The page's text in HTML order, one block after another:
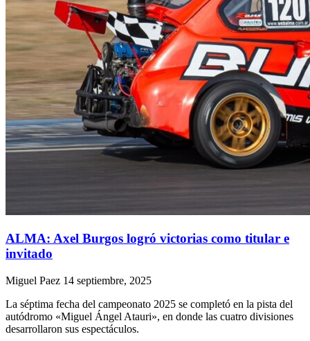
ALMA: Axel Burgos logró victorias como titular e
invitado
Miguel Paez 14 septiembre, 2025
La séptima fecha del campeonato 2025 se completó en la pista del
autódromo «Miguel Ángel Atauri», en donde las cuatro divisiones
desarrollaron sus espectáculos.